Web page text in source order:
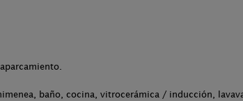
baño, cocina, vitrocerámica / inducción,